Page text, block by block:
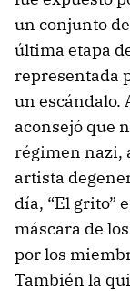
un conjunto
última etapa
representada
un escándalo.
aconsejó que
régimen nazi,
artista
día, “El grito”
máscara de
por los
También la